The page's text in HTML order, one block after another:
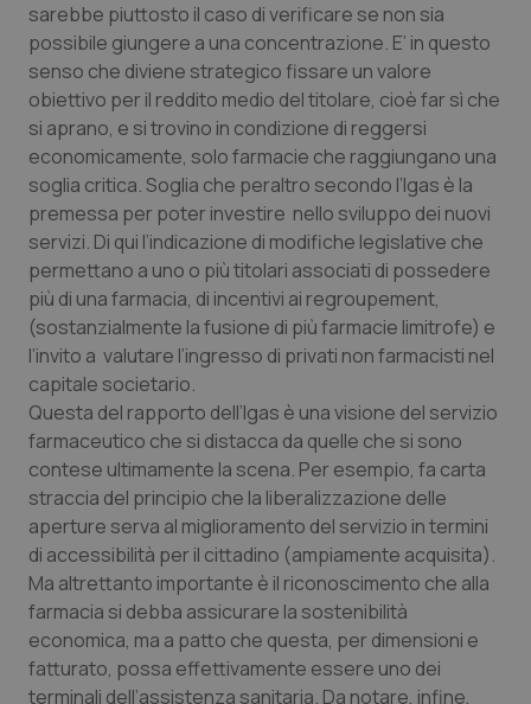
sarebbe piuttosto il caso di verificare se non sia
possibile giungere a una concentrazione. E’ in questo
senso che diviene strategico fissare un valore
obiettivo per il reddito medio del titolare, cioè far sì che
si aprano, e si trovino in condizione di reggersi
economicamente, solo farmacie che raggiungano una
soglia critica. Soglia che peraltro secondo l’Igas è la
premessa per poter investire nello sviluppo dei nuovi
servizi. Di qui l’indicazione di modifiche legislative che
permettano a uno o più titolari associati di possedere
più di una farmacia, di incentivi ai regroupement,
(sostanzialmente la fusione di più farmacie limitrofe) e
l’invito a valutare l’ingresso di privati non farmacisti nel
capitale societario.
Questa del rapporto dell’Igas è una visione del servizio
farmaceutico che si distacca da quelle che si sono
contese ultimamente la scena. Per esempio, fa carta
straccia del principio che la liberalizzazione delle
aperture serva al miglioramento del servizio in termini
di accessibilità per il cittadino (ampiamente acquisita).
Ma altrettanto importante è il riconoscimento che alla
farmacia si debba assicurare la sostenibilità
economica, ma a patto che questa, per dimensioni e
fatturato, possa effettivamente essere uno dei
terminali dell’assistenza sanitaria. Da notare, infine,
Necessari Statistici Marketing
I cookie necessari contribuiscono a rendere fruibile il
sito web abilitandone funzionalità di base quali la
navigazione sulle pagine e l'accesso alle aree
protette del sito. Il sito web non è in grado di
funzionare correttamente senza questi cookie.
Fornitore/Dominio
VISITOR_PRIVACY_METADATA
YouTube
.youtube.com
CookieScriptConsent
CookieScript
www.quotidianosanita.it